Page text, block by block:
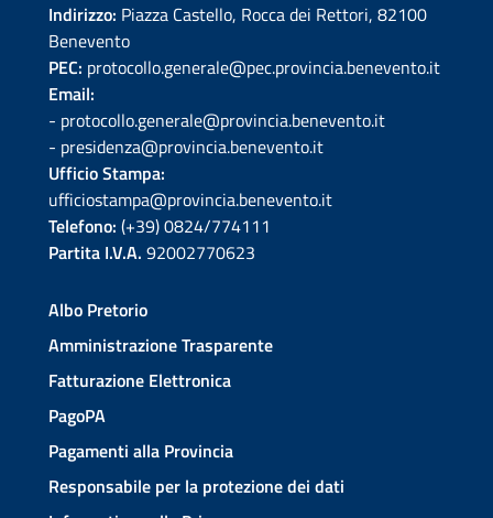
Indirizzo: Piazza Castello, Rocca dei Rettori, 82100
Benevento
PEC: protocollo.generale@pec.provincia.benevento.it
Email:
- protocollo.generale@provincia.benevento.it
- presidenza@provincia.benevento.it
Ufficio Stampa:
ufficiostampa@provincia.benevento.it
Telefono: (+39) 0824/774111
Partita I.V.A. 92002770623
Albo Pretorio
Amministrazione Trasparente
Fatturazione Elettronica
PagoPA
Pagamenti alla Provincia
Responsabile per la protezione dei dati